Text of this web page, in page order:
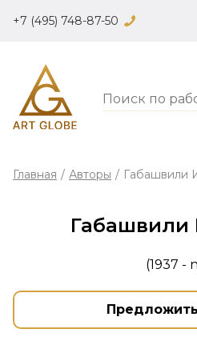
+7 (495) 748-87-50
Главная / Авторы / Габашвили
Габашвили
(1937 -